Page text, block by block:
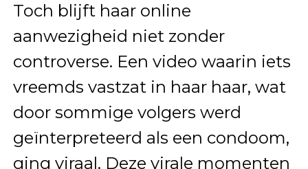
Toch blijft haar online
aanwezigheid niet zonder
controverse. Een video waarin iets
vreemds vastzat in haar haar, wat
door sommige volgers werd
geïnterpreteerd als een condoom,
ging viraal. Deze virale momenten